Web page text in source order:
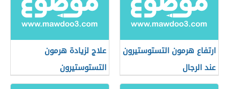
ارتفاع هرمون التستوستيرون
عند الرجال
علاج لزيادة هرمون
التستوستيرون